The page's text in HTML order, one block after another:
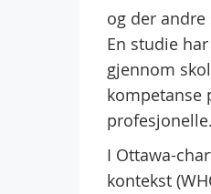
og der
En studie
gjennom
kompetanse
profesjonelle.
I Ottawa-
kontekst